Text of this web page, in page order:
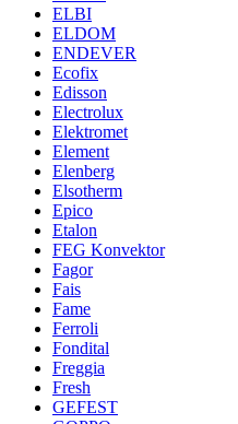
ELBI
ELDOM
ENDEVER
Ecofix
Edisson
Electrolux
Elektromet
Element
Elenberg
Elsotherm
Epico
Etalon
FEG Konvektor
Fagor
Fais
Fame
Ferroli
Fondital
Freggia
Fresh
GEFEST